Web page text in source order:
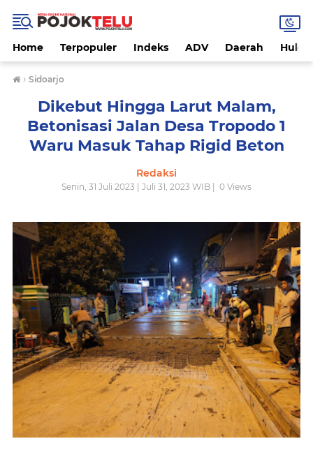
Home Terpopuler Indeks ADV Daerah
› Sidoarjo
Dikebut Hingga Larut Malam,
Betonisasi Jalan Desa Tropodo 1
Waru Masuk Tahap Rigid Beton
Redaksi
Senin, 31 Juli 2023 | Juli 31, 2023 WIB | 0 Views